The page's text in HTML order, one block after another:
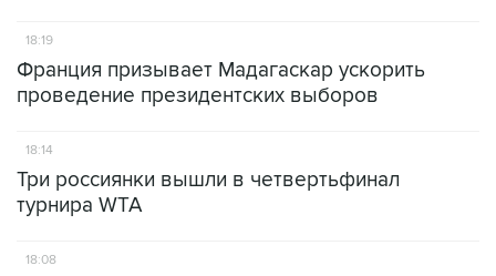
18:19
Франция призывает Мадагаскар ускорить
проведение президентских выборов
18:14
Три россиянки вышли в четвертьфинал
турнира WTA
18:08